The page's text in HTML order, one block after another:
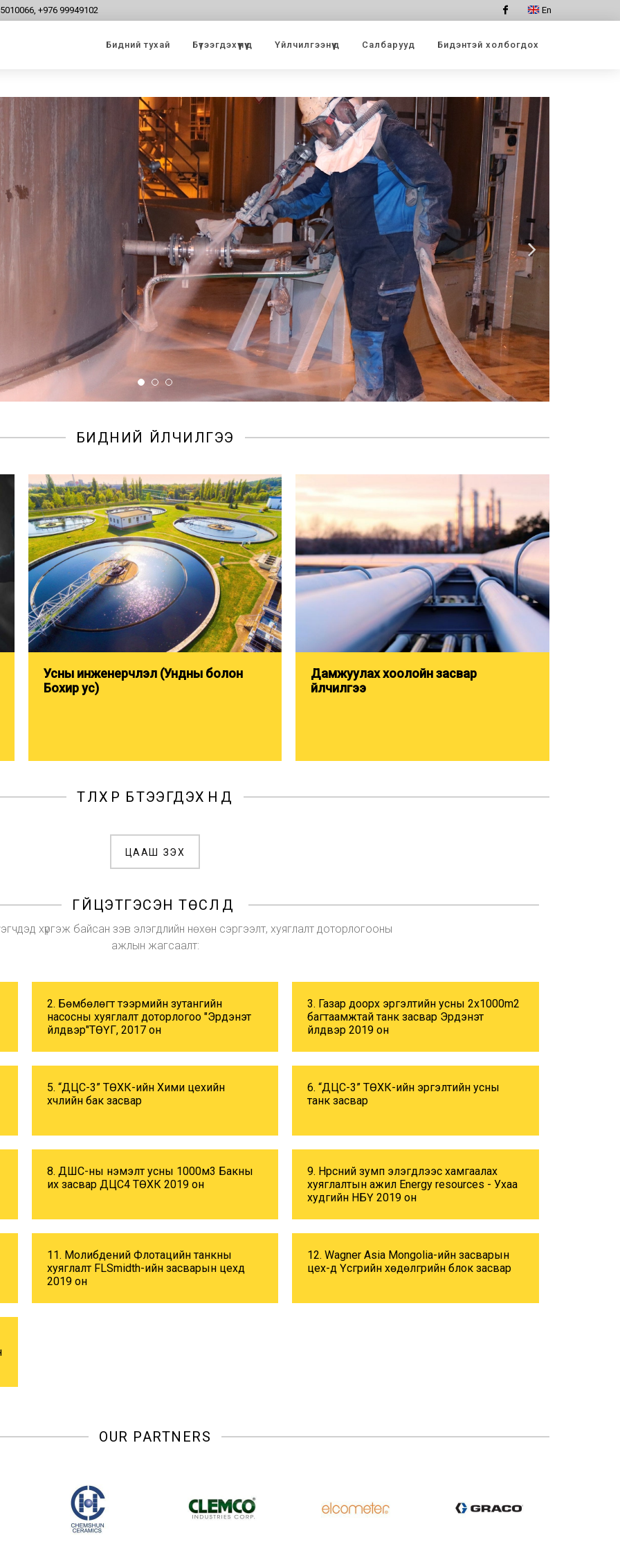
+976 99949102
En
Бидний тухай
Бүтээгдэхүүнүүд Үйлчилгээнүүд Салбарууд Бидэнтэй холбогдох
БИДНИЙ ҮЙЛЧИЛГЭЭ
Усны инженерчлэл (Ундны болон
Бохир ус)
Дамжуулах хоолойн засвар
үйлчилгээ
ТҮЛХҮҮР БҮТЭЭГДЭХҮҮНҮҮД
ЦААШ ҮЗЭХ
ГҮЙЦЭТГЭСЭН ТӨСЛҮҮД
хүргэж байсан зэв элэгдлийн нөхөн сэргээлт, хуяглалт доторлогооны
ажлын жагсаалт:
2. Бөмбөлөгт тээрмийн зутангийн
насосны хуяглалт доторлогоо "Эрдэнэт
үйлдвэр"ТӨҮГ, 2017 он
3. Газар доорх эргэлтийн усны 2x1000m2
багтаамжтай танк засвар Эрдэнэт
үйлдвэр 2019 он
5. “ДЦС-3” ТӨХК-ийн Хими цехийн
хүчлийн бак засвар
6. “ДЦС-3” ТӨХК-ийн эргэлтийн усны
танк засвар
8. ДШС-ны нэмэлт усны 1000м3 Бакны
их засвар ДЦС4 ТӨХК 2019 он
9. Нүүрсний зумп элэгдлээс хамгаалах
хуяглалтын ажил Energy resources - Ухаа
худгийн НБҮ 2019 он
11. Молибдений Флотацийн танкны
хуяглалт FLSmidth-ийн засварын цехд
2019 он
12. Wagner Asia Mongolia-ийн засварын
цех-д Үүсгүүрийн хөдөлгүүрийн блок засвар
OUR PARTNERS